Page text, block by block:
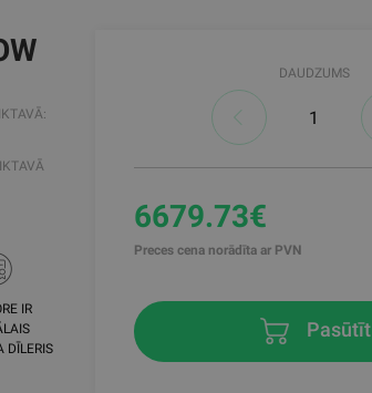
IR
DĪLERIS
DAUDZUMS
6679.73€
Preces cena norādīta ar PVN
Pasūtīt